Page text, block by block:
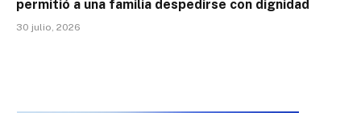
permitió a una familia despedirse con dignidad
30 julio, 2026